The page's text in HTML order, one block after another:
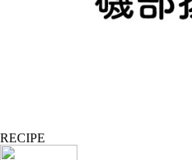
RECIPE